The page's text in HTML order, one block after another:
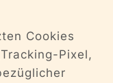
Cookies
Pixel,